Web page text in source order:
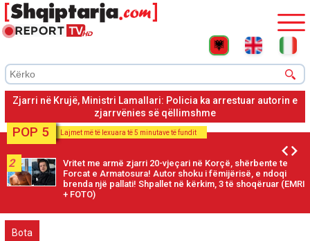
Zjarri në Krujë, Ministri Lamallari: Vijon operacioni nga toka
dhe nga ajri për shuarjen e flakëve
POP 5 Lajmet më të lexuara të 5 minutave të fundit
2
Vritet me armë zjarri 20-vjeçari në Korçë, shërbente te
Forcat e Armatosura! Autor shoku i fëmijërisë, e ndoqi
brenda një pallati! Shpallet në kërkim, 3 të shoqëruar (EMRI
+ FOTO)
Bota